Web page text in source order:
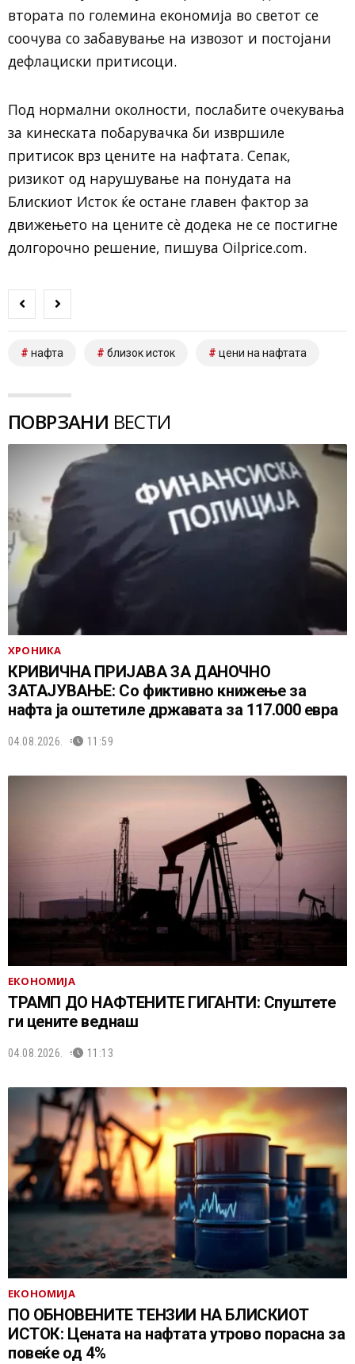
втората по големина економија во светот се
соочува со забавување на извозот и постојани
дефлациски притисоци.
Под нормални околности, послабите очекувања
за кинеската побарувачка би извршиле
притисок врз цените на нафтата. Сепак,
ризикот од нарушување на понудата на
Блискиот Исток ќе остане главен фактор за
движењето на цените сè додека не се постигне
долгорочно решение, пишува Oilprice.com.
нафта близок исток цени на нафтата
ПОВРЗАНИ ВЕСТИ
ХРОНИКА
КРИВИЧНА ПРИЈАВА ЗА ДАНОЧНО
ЗАТАЈУВАЊЕ: Со фиктивно книжење за
нафта ја оштетиле државата за 117.000 евра
04.08.2026. 11:59
ЕКОНОМИЈА
ТРАМП ДО НАФТЕНИТЕ ГИГАНТИ: Спуштете
ги цените веднаш
04.08.2026. 11:13
ЕКОНОМИЈА
ПО ОБНОВЕНИТЕ ТЕНЗИИ НА БЛИСКИОТ
ИСТОК: Цената на нафтата утрово порасна за
повеќе од 4%